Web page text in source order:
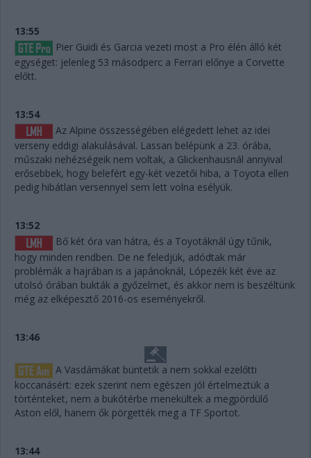
13:55
Pier Guidi és Garcia vezeti most a Pro élén álló két
egységet: jelenleg 53 másodperc a Ferrari előnye a Corvette
előtt.
13:54
Az Alpine összességében elégedett lehet az idei
verseny eddigi alakulásával. Lassan belépünk a 23. órába,
műszaki nehézségeik nem voltak, a Glickenhausnál annyival
erősebbek, hogy belefért egy-két vezetői hiba, a Toyota ellen
pedig hibátlan versennyel sem lett volna esélyük.
13:52
Bő két óra van hátra, és a Toyotáknál úgy tűnik,
hogy minden rendben. De ne feledjük, adódtak már
problémák a hajrában is a japánoknál, Lópezék két éve az
utolsó órában bukták a győzelmet, és akkor nem is beszéltünk
még az elképesztő 2016-os eseményekről.
13:46
A Vasdámákat büntetik a nem sokkal ezelőtti
koccanásért: ezek szerint nem egészen jól értelmeztük a
történteket, nem a bukótérbe menekültek a megpördülő
Aston elől, hanem ők pörgették meg a TF Sportot.
13:44